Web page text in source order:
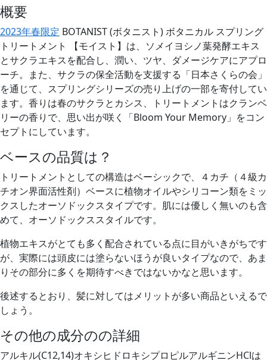
概要
2023年春限定 BOTANIST (ボタニスト) ボタニカル スプリング
トリートメント 【モイスト】は、ソメイヨシノ葉発酵エキス
とサクラエキスを配合し、潤い、ツヤ、ダメージケアにアプロ
ーチ。また、サクラの保全活動を支援する「日本さくらの会」
を通じて、スプリングシリーズの売り上げの一部を寄付してい
ます。香りは春のサクラとカシス、トリートメントはクランベ
リーの香りで、思い出が咲く「Bloom Your Memory」をコン
セプトにしています。
ベースの品質は？
トリートメントとしての構造はベーシックで、４カチ（４級カ
チオン界面活性剤）ベースに植物オイルやシリコーン類をミッ
クスしたオーソドックスタイプです。肌には優しく無いのも含
めて、オーソドックススタイルです。
植物エキスがとても多く配合されている点に目がいきがちです
が、実際には頭皮には塗らないほうが良いタイプなので、あま
りその部分に多くを期待すべきではないかなと思います。
後述するとおり、髪に対してはメリットが多い商品といえるで
しょう。
その他の成分のの詳細
アルキル(C12,14)オキシヒドロキシプロピルアルギニンHClは